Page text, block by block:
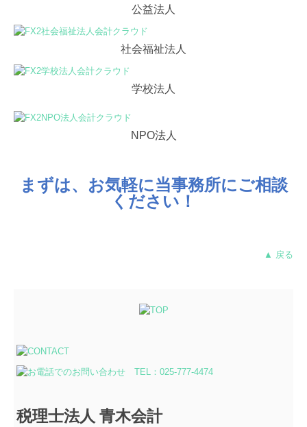
公益法人
社会福祉法人
学校法人
NPO法人
まずは、お気軽に当事務所にご相談
ください！
▲ 戻る
税理士法人 青木会計